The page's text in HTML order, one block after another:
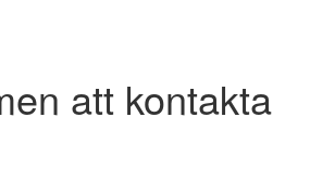
att kontakta